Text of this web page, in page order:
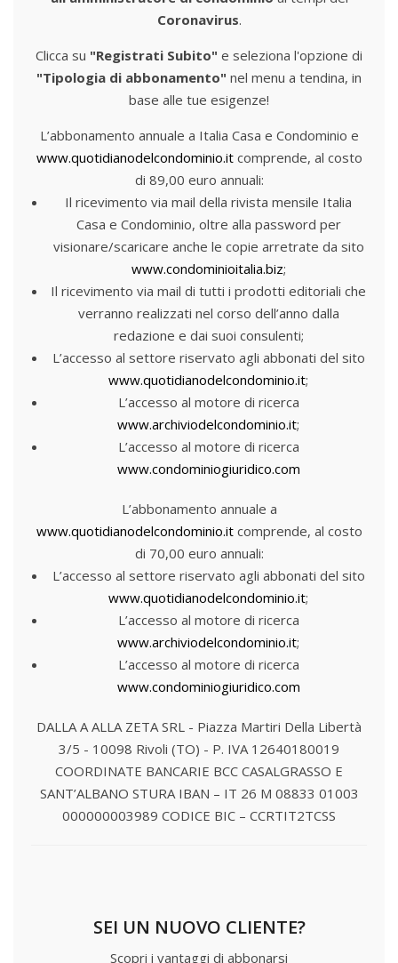
Coronavirus.
Clicca su "Registrati Subito" e seleziona l'opzione di
"Tipologia di abbonamento" nel menu a tendina, in
base alle tue esigenze!
L’abbonamento annuale a Italia Casa e Condominio e
www.quotidianodelcondominio.itcomprende, al costo
di 89,00 euro annuali:
Il ricevimento via mail della rivista mensile Italia
Casa e Condominio, oltre alla password per
visionare/scaricare anche le copie arretrate da sito
www.condominioitalia.biz;
Il ricevimento via mail di tutti i prodotti editoriali che
verranno realizzati nel corso dell’anno dalla
redazione e dai suoi consulenti;
L’accesso al settore riservato agli abbonati del sito
www.quotidianodelcondominio.it;
L’accesso al motore di ricerca
www.archiviodelcondominio.it;
L’accesso al motore di ricerca
www.condominiogiuridico.com
L’abbonamento annuale a
www.quotidianodelcondominio.itcomprende, al costo
di 70,00 euro annuali:
L’accesso al settore riservato agli abbonati del sito
www.quotidianodelcondominio.it;
L’accesso al motore di ricerca
www.archiviodelcondominio.it;
L’accesso al motore di ricerca
www.condominiogiuridico.com
DALLA A ALLA ZETA SRL - Piazza Martiri Della Libertà
3/5 - 10098 Rivoli (TO) - P. IVA 12640180019
COORDINATE BANCARIE BCC CASALGRASSO E
SANT’ALBANO STURA IBAN – IT 26 M 08833 01003
000000003989 CODICE BIC – CCRTIT2TCSS
SEI UN NUOVO CLIENTE?
Scopri i vantaggi di abbonarsi